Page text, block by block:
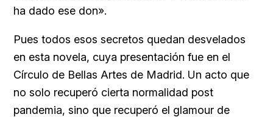
ha dado ese don».
Pues todos esos secretos quedan desvelados
en esta novela, cuya presentación fue en el
Círculo de Bellas Artes de Madrid. Un acto que
no solo recuperó cierta normalidad post
pandemia, sino que recuperó el glamour de